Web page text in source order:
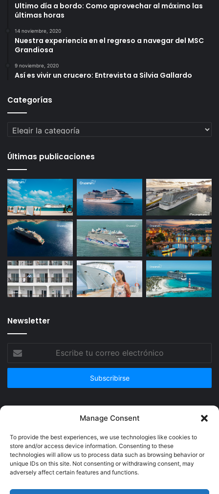
Manage Consent
To provide the best experiences, we use technologies like cookies to
store and/or access device information. Consenting to these
technologies will allow us to process data such as browsing behavior or
unique IDs on this site. Not consenting or withdrawing consent, may
adversely affect certain features and functions.
Ultimo día a bordo: Como aprovechar al máximo las
últimas horas
14 noviembre, 2020
Nuestra experiencia en el regreso a navegar del MSC
Grandiosa
9 noviembre, 2020
Así es vivir un crucero: Entrevista a Silvia Gallardo
Categorías
Categorías
Últimas publicaciones
Newsletter
correo